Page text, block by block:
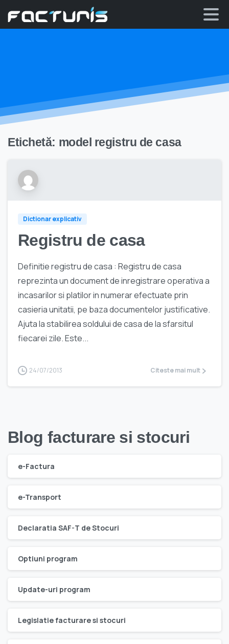
Etichetă: model registru de casa
Dictionar explicativ
Registru de casa
Definitie registru de casa : Registru de casa
reprezinta un document de inregistrare operativa a
incasarilor si platilor in numerar efectuate prin
casieria unitatii, pe baza documentelor justificative.
Ajuta la stabilirea soldului de casa de la sfarsitul
fiecarei zile. Este...
24/07/2013 Citeste mai mult
Blog facturare si stocuri
e-Factura
e-Transport
Declaratia SAF-T de Stocuri
Optiuni program
Update-uri program
Legislatie facturare si stocuri